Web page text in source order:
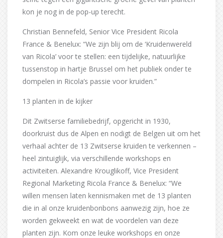
kon je nog in de pop-up terecht.
Christian Bennefeld, Senior Vice President Ricola
France & Benelux: “We zijn blij om de ‘Kruidenwereld
van Ricola’ voor te stellen: een tijdelijke, natuurlijke
tussenstop in hartje Brussel om het publiek onder te
dompelen in Ricola’s passie voor kruiden.”
13 planten in de kijker
Dit Zwitserse familiebedrijf, opgericht in 1930,
doorkruist dus de Alpen en nodigt de Belgen uit om het
verhaal achter de 13 Zwitserse kruiden te verkennen –
heel zintuiglijk, via verschillende workshops en
activiteiten. Alexandre Krouglikoff, Vice President
Regional Marketing Ricola France & Benelux: “We
willen mensen laten kennismaken met de 13 planten
die in al onze kruidenbonbons aanwezig zijn, hoe ze
worden gekweekt en wat de voordelen van deze
planten zijn. Kom onze leuke workshops en onze